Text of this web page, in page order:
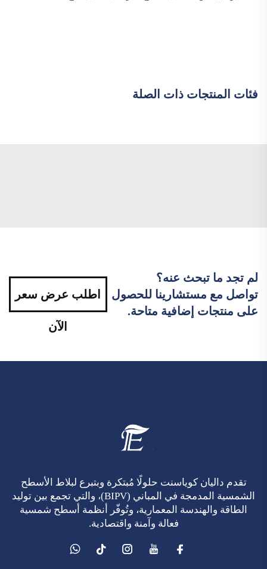
فئات المنتجات ذات الصلة
لم تجد ما تبحث عنه؟
تواصل مع مستشارينا للحصول
على منتجات إضافية متاحة.
اطلب عرض سعر
الآن
تقدم داليان كوياسنت حلولًا مُبتكرة وبتبرع لبلاط الأسطح
الشمسية المدمجة في المباني (BIPV)، والتي تجمع بين توليد
الطاقة والهندسة المعمارية، وتُوفّر أنظمة أسطح شمسية
فعالة وآمنة واقتصادية.